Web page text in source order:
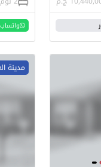
واتساب
مدينة